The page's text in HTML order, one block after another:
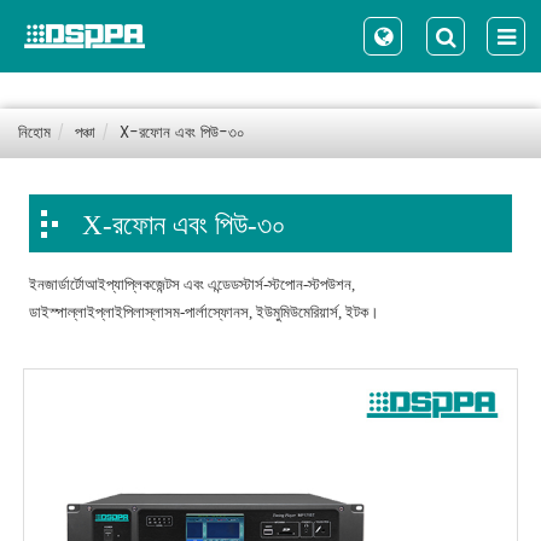
নিহোম পঞ্চা X-রফোন এবং পিউ-৩০
X-রফোন এবং পিউ-৩০
ইনজার্ডার্টোআইপ্যাপ্লিকজেন্টস এবং এন্ডেডস্টার্স-স্টপোন-স্টপউশন,
ডাইস্পাল্লাইপ্লাইপিলাস্লাসম-পার্লাস্ফোনস, ইউমুমিউমেরিয়ার্স, ইটক।